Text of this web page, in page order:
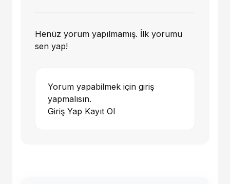
Henüz yorum yapılmamış. İlk yorumu
sen yap!
Yorum yapabilmek için giriş
yapmalısın.
Giriş Yap Kayıt Ol